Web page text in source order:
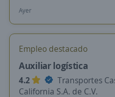
Ayer
Empleo destacado
Auxiliar logística
4.2
Transportes
California S.A. de C.V.